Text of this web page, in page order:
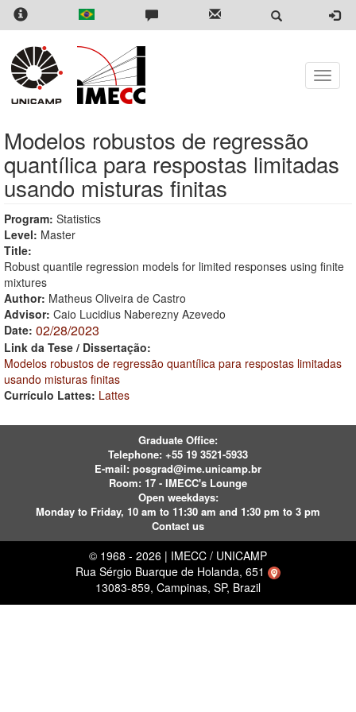
Skip
content
Toggle
Modelos robustos de regressão
quantílica para respostas limitadas
usando misturas finitas
Program: Statistics
Level: Master
Title:
Robust quantile regression models for limited responses using finite
mixtures
Author: Matheus Oliveira de Castro
Advisor: Caio Lucidius Naberezny Azevedo
Date: 02/28/2023
Link da Tese / Dissertação:
Modelos robustos de regressão quantílica para respostas limitadas
usando misturas finitas
Currículo Lattes: Lattes
Graduate Office:
Telephone: +55 19 3521-5933
E-mail: posgrad@ime.unicamp.br
Room: 17 - IMECC's Lounge
Open weekdays:
Monday to Friday, 10 am to 11:30 am and 1:30 pm to 3 pm
Contact us
© 1968 - 2026 | IMECC / UNICAMP
Rua Sérgio Buarque de Holanda, 651
13083-859, Campinas, SP, Brazil